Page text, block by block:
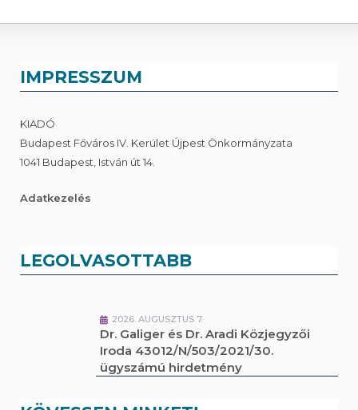
IMPRESSZUM
KIADÓ
Budapest Főváros IV. Kerület Újpest Önkormányzata
1041 Budapest, István út 14.
Adatkezelés
LEGOLVASOTTABB
2026. AUGUSZTUS 7.
Dr. Galiger és Dr. Aradi Közjegyzői
Iroda 43012/N/503/2021/30.
ügyszámú hirdetmény